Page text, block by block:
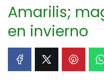
Amarilis;
en invierno